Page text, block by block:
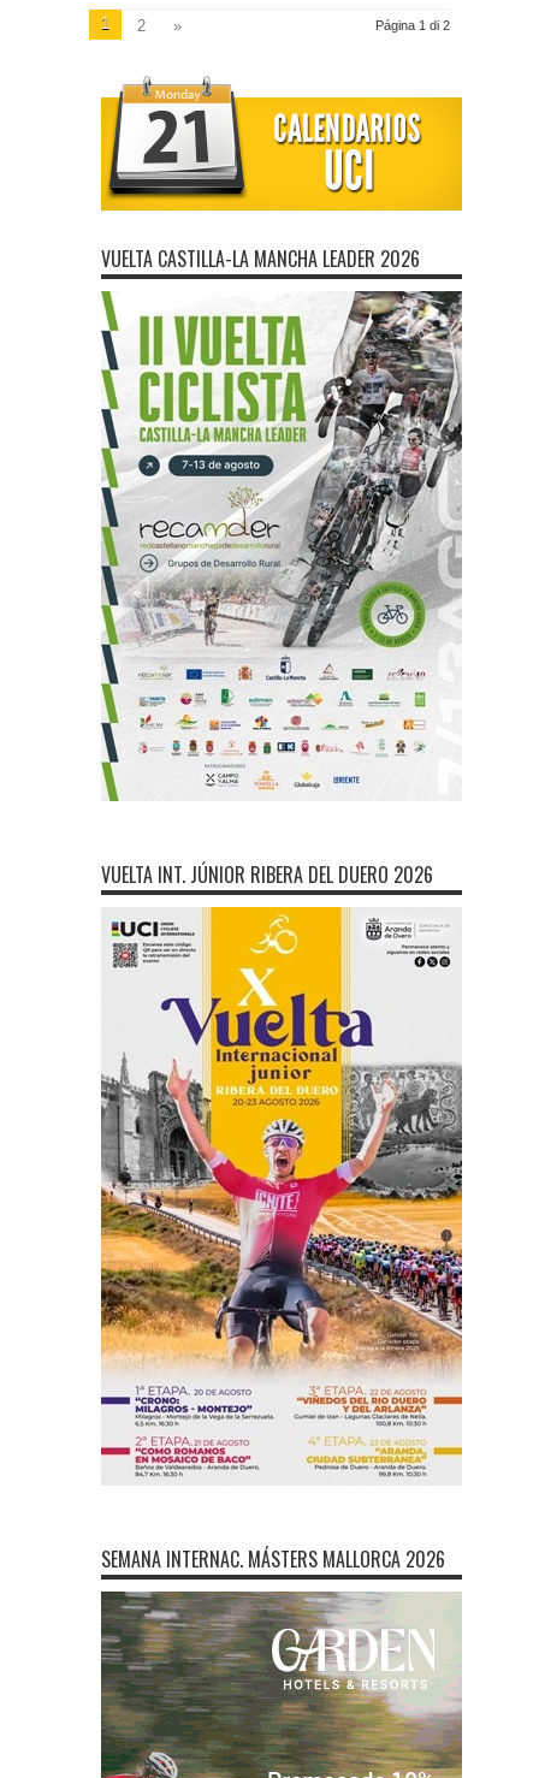
Página 1 di 2
1 2 »
VUELTA CASTILLA-LA MANCHA LEADER 2026
VUELTA INT. JÚNIOR RIBERA DEL DUERO 2026
SEMANA INTERNAC. MÁSTERS MALLORCA 2026